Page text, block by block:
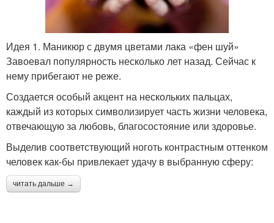
Идея 1. Маникюр с двумя цветами лака «фен шуй»
Завоевал популярность несколько лет назад. Сейчас к
нему прибегают не реже.
Создается особый акцент на нескольких пальцах,
каждый из которых символизирует часть жизни человека,
отвечающую за любовь, благосостояние или здоровье.
Выделив соответствующий ноготь контрастным оттенком
человек как-бы привлекает удачу в выбранную сферу:
читать дальше →